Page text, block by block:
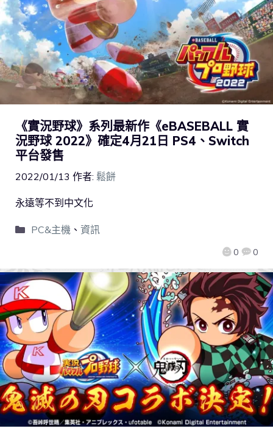
《實況野球》系列最新作《eBASEBALL 實
況野球 2022》確定4月21日 PS4、Switch
平台發售
2022/01/13 作者: 鬆餅
0 0
永遠等不到中文化
PC&主機 、 資訊